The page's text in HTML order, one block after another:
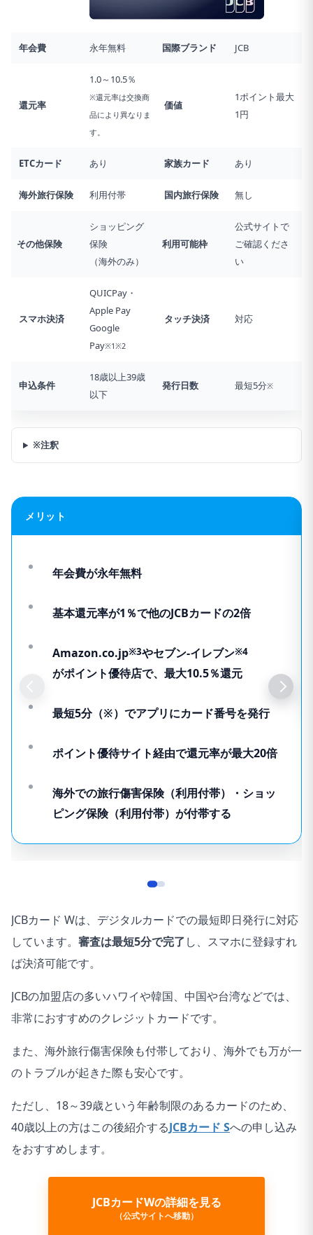
年会費 永年無料 国際ブランド JCB
還元率
1.0～10.5％
※還元率は交換商
品により異なりま
す。
価値
1ポイント最大
1円
ETCカード あり 家族カード あり
海外旅行保険 利用付帯 国内旅行保険 無し
その他保険
ショッピング
保険
（海外のみ）
利用可能枠
公式サイトで
ご確認くださ
い
スマホ決済
QUICPay・
Apple Pay
Google
Pay※1※2
タッチ決済 対応
申込条件
18歳以上39歳
以下
発行日数 最短5分※
※注釈
メリット
年会費が永年無料
基本還元率が1％で他のJCBカードの2倍
Amazon.co.jp※3やセブン-イレブン※4
がポイント優待店で、最大10.5％還元
最短5分（※）でアプリにカード番号を発行
ポイント優待サイト経由で還元率が最大20倍
海外での旅行傷害保険（利用付帯）・ショッ
ピング保険（利用付帯）が付帯する
JCBカード Wは、デジタルカードでの最短即日発行に対応
しています。 審査は最短5分で完了し、スマホに登録すれ
ば決済可能です。
JCBの加盟店の多いハワイや韓国、中国や台湾などでは、
非常におすすめのクレジットカードです。
また、海外旅行傷害保険も付帯しており、海外でも万が一
のトラブルが起きた際も安心です。
ただし、18～39歳という年齢制限のあるカードのため、
40歳以上の方はこの後紹介するJCBカード Sへの申し込み
をおすすめします。
JCBカードWの詳細を見る
（公式サイトへ移動）